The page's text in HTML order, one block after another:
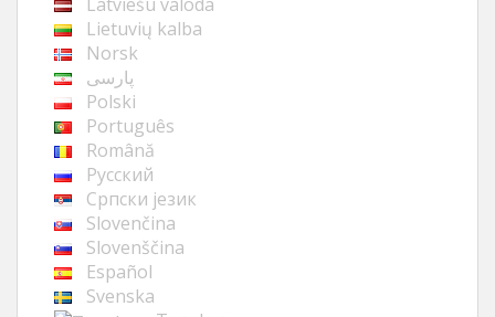
Lietuvių kalba
Norsk
پارسی
Polski
Português
Română
Русский
Cрпски језик
Slovenčina
Slovenščina
Español
Svenska